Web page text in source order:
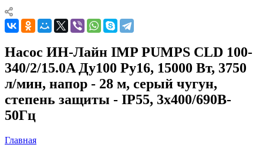
Насос ИН-Лайн IMP PUMPS CLD 100-
340/2/15.0A Ду100 Ру16, 15000 Вт, 3750
л/мин, напор - 28 м, серый чугун,
степень защиты - IP55, 3x400/690B-
50Гц
Главная